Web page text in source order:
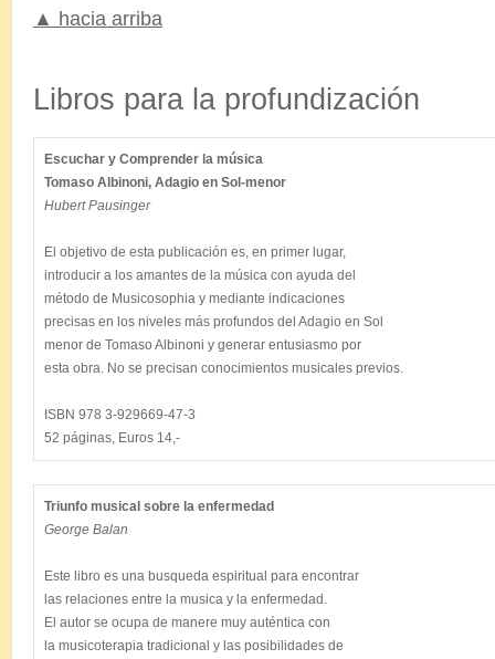
▲ hacia arriba
Libros para la profundización
Escuchar y Comprender la música
Tomaso Albinoni, Adagio en Sol-menor
Hubert Pausinger
El objetivo de esta publicación es, en primer lugar,
introducir a los amantes de la música con ayuda del
método de Musicosophia y mediante indicaciones
precisas en los niveles más profundos del Adagio en Sol
menor de Tomaso Albinoni y generar entusiasmo por
esta obra. No se precisan conocimientos musicales previos.
ISBN 978 3-929669-47-3
Triunfo musical sobre la enfermedad
George Balan
Este libro es una busqueda espiritual para encontrar
las relaciones entre la musica y la enfermedad.
El autor se ocupa de manere muy auténtica con
la musicoterapia tradicional y las posibilidades de